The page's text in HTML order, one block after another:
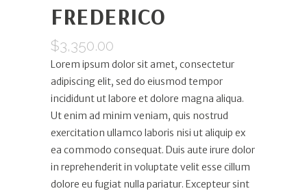
FREDERICO
$3,350.00
Lorem ipsum dolor sit amet, consectetur
adipiscing elit, sed do eiusmod tempor
incididunt ut labore et dolore magna aliqua.
Ut enim ad minim veniam, quis nostrud
exercitation ullamco laboris nisi ut aliquip ex
ea commodo consequat. Duis aute irure dolor
in reprehenderit in voluptate velit esse cillum
dolore eu fugiat nulla pariatur. Excepteur sint